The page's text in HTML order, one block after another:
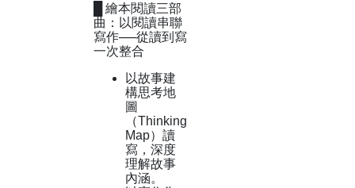
█ 繪本閱讀三部
曲：以閱讀串聯
寫作──從讀到寫
一次整合
以故事建
構思考地
圖
（Thinking
Map）讀
寫，深度
理解故事
內涵。